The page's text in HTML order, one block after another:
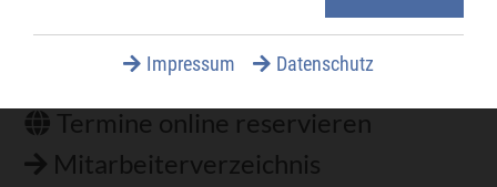
Bürgermeister
Öffnungszeiten
Termine online reservieren
Mitarbeiterverzeichnis
Impressum Datenschutz